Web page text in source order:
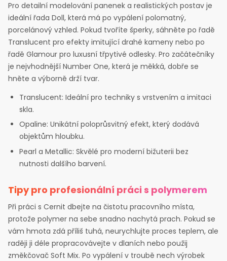
Pro detailní modelování panenek a realistických postav je
ideální řada Doll, která má po vypálení polomatný,
porcelánový vzhled. Pokud tvoříte šperky, sáhněte po řadě
Translucent pro efekty imitující drahé kameny nebo po
řadě Glamour pro luxusní třpytivé odlesky. Pro začátečníky
je nejvhodnější Number One, která je měkká, dobře se
hněte a výborně drží tvar.
Translucent: Ideální pro techniky s vrstvením a imitaci
skla.
Opaline: Unikátní poloprůsvitný efekt, který dodává
objektům hloubku.
Pearl a Metallic: Skvělé pro moderní bižuterii bez
nutnosti dalšího barvení.
Tipy pro profesionální práci s polymerem
Při práci s Cernit dbejte na čistotu pracovního místa,
protože polymer na sebe snadno nachytá prach. Pokud se
vám hmota zdá příliš tuhá, neurychlujte proces teplem, ale
raději ji déle propracovávejte v dlaních nebo použij
změkčovač Soft Mix. Po vypálení v troubě nech výrobek